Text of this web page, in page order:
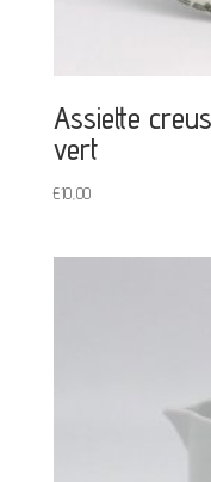
Assiette
vert
€10,00